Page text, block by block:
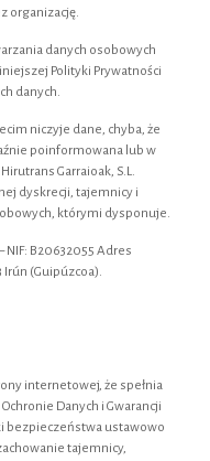
organizację.
danych osobowych
Polityki Prywatności
danych.
niczyje dane, chyba, że
poinformowana lub w
Garraioak, S.L.
dyskrecji, tajemnicy i
którymi dysponuje.
NIF: B20632055 Adres
(Guipúzcoa).
internetowej, że spełnia
Danych i Gwarancji
bezpieczeństwa ustawowo
tajemnicy,